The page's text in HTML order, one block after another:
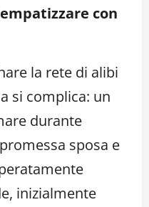
con
la rete di alibi
si complica: un
durante
sposa e
inizialmente